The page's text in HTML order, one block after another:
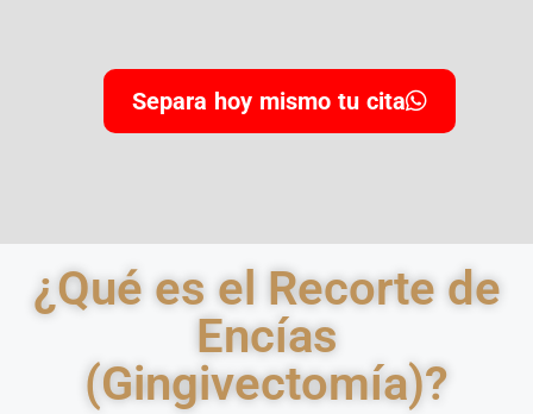
Separa hoy mismo tu cita
¿Qué es el Recorte de
Encías
(Gingivectomía)?